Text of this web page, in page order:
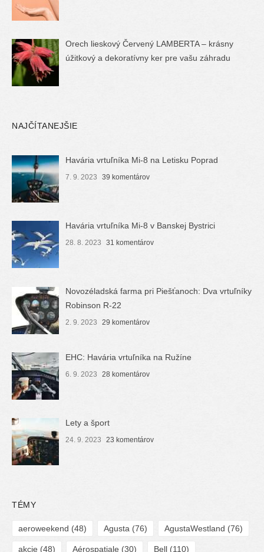
Orech lieskový Červený LAMBERTA – krásny
úžitkový a dekoratívny ker pre vašu záhradu
NAJČÍTANEJŠIE
Havária vrtuľníka Mi-8 na Letisku Poprad
7. 9. 2023 39 komentárov
Havária vrtuľníka Mi-8 v Banskej Bystrici
28. 8. 2023 31 komentárov
Novozéladská farma pri Piešťanoch: Dva vrtuľníky
Robinson R-22
2. 9. 2023 29 komentárov
EHC: Havária vrtuľníka na Ružíne
6. 9. 2023 28 komentárov
Lety a šport
24. 9. 2023 23 komentárov
TÉMY
aeroweekend (48) Agusta (76) AgustaWestland (76)
akcie (48) Aérospatiale (30) Bell(110)